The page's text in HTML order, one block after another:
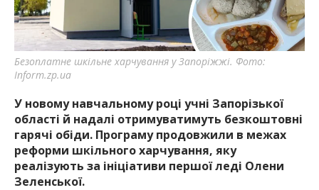
найважливішу інформацію про події
міста Запоріжжя та області.
Безоплатне шкільне харчування у Запоріжжі. Фото:
Inform.zp.ua
У новому навчальному році учні Запорізької
області й надалі отримуватимуть безкоштовні
гарячі обіди. Програму продовжили в межах
реформи шкільного харчування, яку
реалізують за ініціативи першої леді Олени
Зеленської.